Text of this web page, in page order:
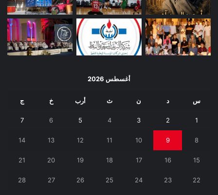
أغسطس 2026
س د ن ث أرب خ ج
1
2
3
4
5
6
7
8
9
10
11
12
13
14
15
16
17
18
19
20
21
22
23
24
25
26
27
28